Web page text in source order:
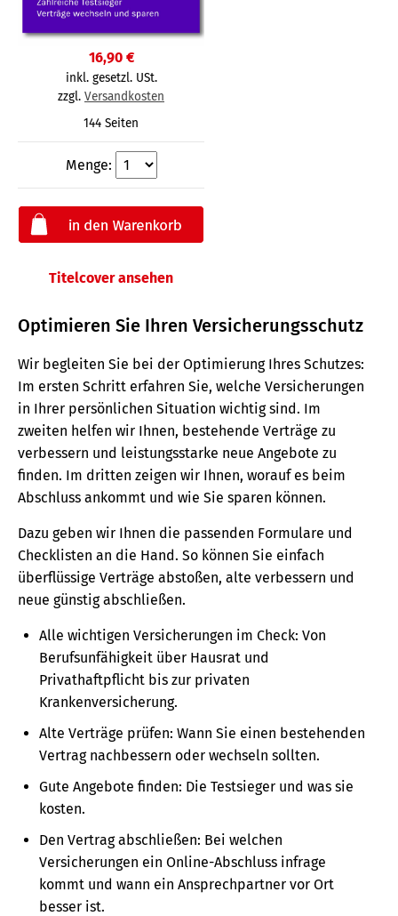
16,90 €
inkl. gesetzl. USt.
zzgl. Versandkosten
144 Seiten
Menge:
Titelcover ansehen
Optimieren Sie Ihren Versicherungsschutz
Wir begleiten Sie bei der Optimierung Ihres Schutzes:
Im ersten Schritt erfahren Sie, welche Versicherungen
in Ihrer persönlichen Situation wichtig sind. Im
zweiten helfen wir Ihnen, bestehende Verträge zu
verbessern und leistungsstarke neue Angebote zu
finden. Im dritten zeigen wir Ihnen, worauf es beim
Abschluss ankommt und wie Sie sparen können.
Dazu geben wir Ihnen die passenden Formulare und
Checklisten an die Hand. So können Sie einfach
überflüssige Verträge abstoßen, alte verbessern und
neue günstig abschließen.
Alle wichtigen Versicherungen im Check: Von
Berufsunfähigkeit über Hausrat und
Privathaftpflicht bis zur privaten
Krankenversicherung.
Alte Verträge prüfen: Wann Sie einen bestehenden
Vertrag nachbessern oder wechseln sollten.
Gute Angebote finden: Die Testsieger und was sie
kosten.
Den Vertrag abschließen: Bei welchen
Versicherungen ein Online-Abschluss infrage
kommt und wann ein Ansprechpartner vor Ort
besser ist.